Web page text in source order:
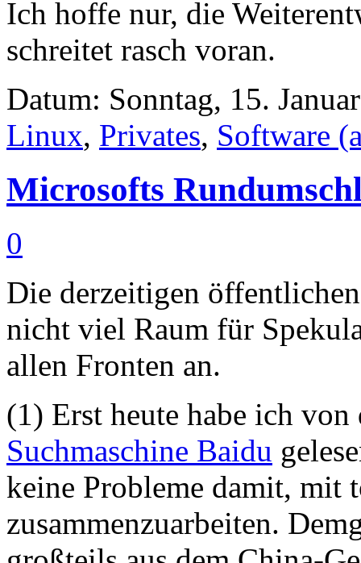
Ich hoffe nur, die
schreitet rasch voran.
Datum: Sonntag, 15.
Linux, Privates, Software
Microsofts
0
Die derzeitigen
nicht viel Raum für
allen Fronten an.
(1) Erst heute habe ich
Suchmaschine Baidu
keine Probleme damit, mit
zusammenzuarbeiten.